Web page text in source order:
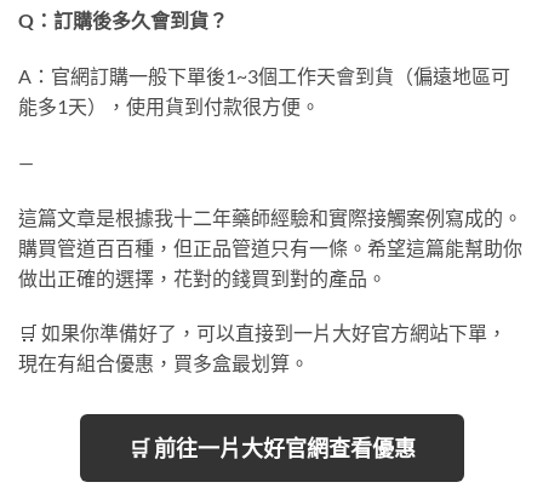
Q：訂購後多久會到貨？
A：官網訂購一般下單後1~3個工作天會到貨（偏遠地區可
能多1天），使用貨到付款很方便。
—
這篇文章是根據我十二年藥師經驗和實際接觸案例寫成的。
購買管道百百種，但正品管道只有一條。希望這篇能幫助你
做出正確的選擇，花對的錢買到對的產品。
🛒 如果你準備好了，可以直接到一片大好官方網站下單，
現在有組合優惠，買多盒最划算。
🛒 前往一片大好官網查看優惠